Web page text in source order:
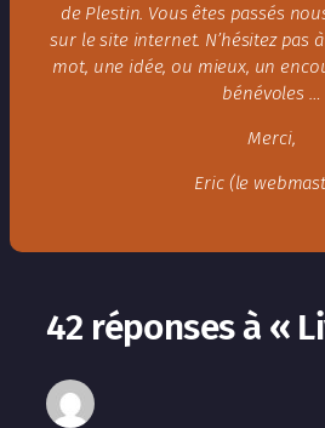
de Plestin. Vous êtes passés
sur le site internet. N’hésitez pas
mot, une idée, ou mieux, un
bénévoles …
Merci,
Eric (le
42 réponses à «